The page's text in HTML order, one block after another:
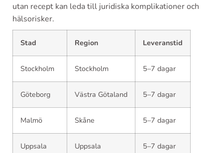
utan recept kan leda till juridiska komplikationer och
hälsorisker.
Stad Region Leveranstid
Stockholm Stockholm 5–7 dagar
Göteborg Västra Götaland 5–7 dagar
Malmö Skåne 5–7 dagar
Uppsala Uppsala 5–7 dagar